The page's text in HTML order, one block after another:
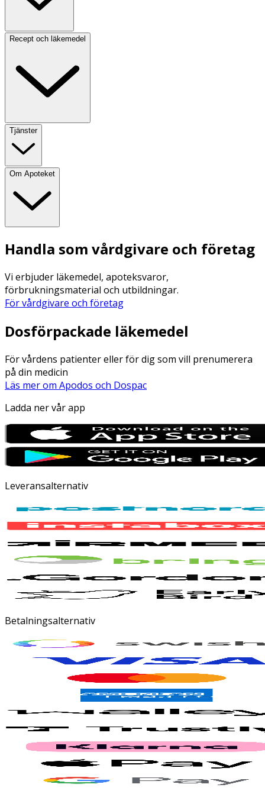
Recept och läkemedel
Tjänster
Om Apoteket
Handla som vårdgivare och företag
Vi erbjuder läkemedel, apoteksvaror,
förbrukningsmaterial och utbildningar.
För vårdgivare och företag
Dosförpackade läkemedel
För vårdens patienter eller för dig som vill prenumerera
på din medicin
Läs mer om Apodos och Dospac
Ladda ner vår app
Leveransalternativ
Betalningsalternativ